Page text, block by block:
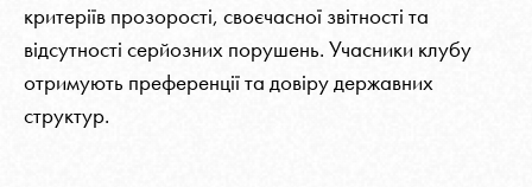
критеріїв прозорості, своєчасної звітності та
відсутності серйозних порушень. Учасники клубу
отримують преференції та довіру державних
структур.